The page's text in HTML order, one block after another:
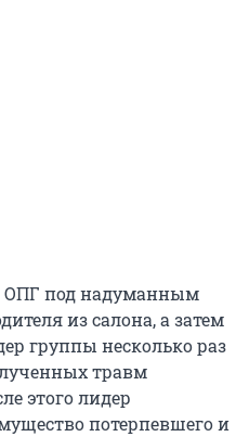
ОПГ под надуманным
из салона, а затем
группы несколько раз
травм
этого лидер
потерпевшего и